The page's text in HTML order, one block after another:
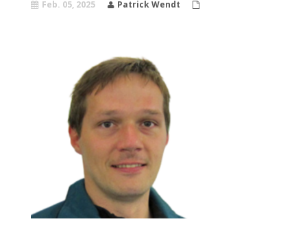
Feb. 05, 2025 Patrick Wendt